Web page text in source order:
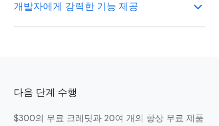
개발자에게 강력한 기능 제공
다음 단계 수행
$300의 무료 크레딧과 20여 개의 항상 무료 제품